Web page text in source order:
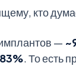
кто
—
. То есть